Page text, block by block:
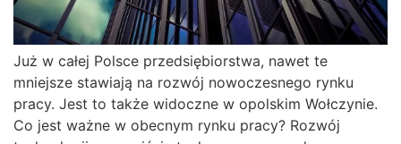
Już w całej Polsce przedsiębiorstwa, nawet te
mniejsze stawiają na rozwój nowoczesnego rynku
pracy. Jest to także widoczne w opolskim Wołczynie.
Co jest ważne w obecnym rynku pracy? Rozwój